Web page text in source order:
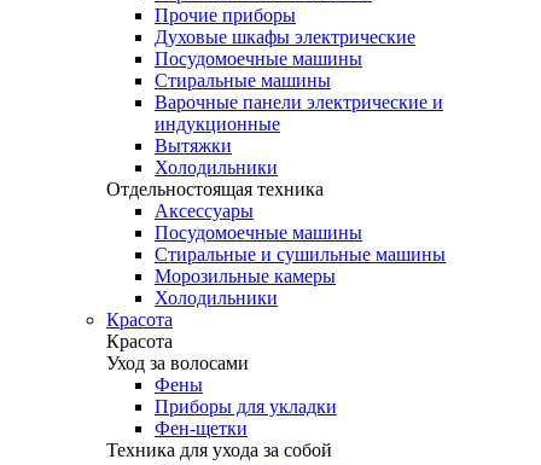
Прочие приборы
Духовые шкафы электрические
Посудомоечные машины
Стиральные машины
Варочные панели электрические и
индукционные
Вытяжки
Холодильники
Отдельностоящая техника
Аксессуары
Посудомоечные машины
Стиральные и сушильные машины
Морозильные камеры
Холодильники
Красота
Красота
Уход за волосами
Фены
Приборы для укладки
Фен-щетки
Техника для ухода за собой